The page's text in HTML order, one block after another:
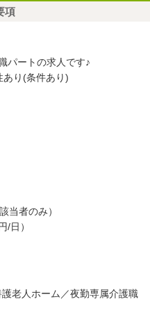
項
パートの求人です♪
り(条件あり)
当者のみ）
/日）
老人ホーム／夜勤専属介護職